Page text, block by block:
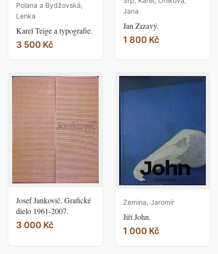
Polana a Bydžovská,
Lenka
Karel Teige a typografie.
3 500 Kč
Jana
Jan Zrzavý.
1 800 Kč
Josef Jankovič. Grafické
dielo 1961-2007.
3 000 Kč
Zemina, Jaromír
Jiří John.
1 000 Kč